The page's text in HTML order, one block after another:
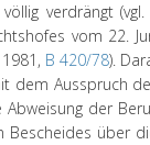
verdrängt
vom 22.
B 420/78).
dem Ausspruch
der
Bescheides über